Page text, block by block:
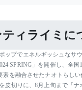
ィライミに
ップでエネルギッシュなサ
SPRING」を開催し、全
素を融合させたナオトらし
皮切りに、8月上旬まで「